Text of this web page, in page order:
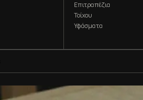
Επιτραπέζια
Τοίχου
Υφάσματα